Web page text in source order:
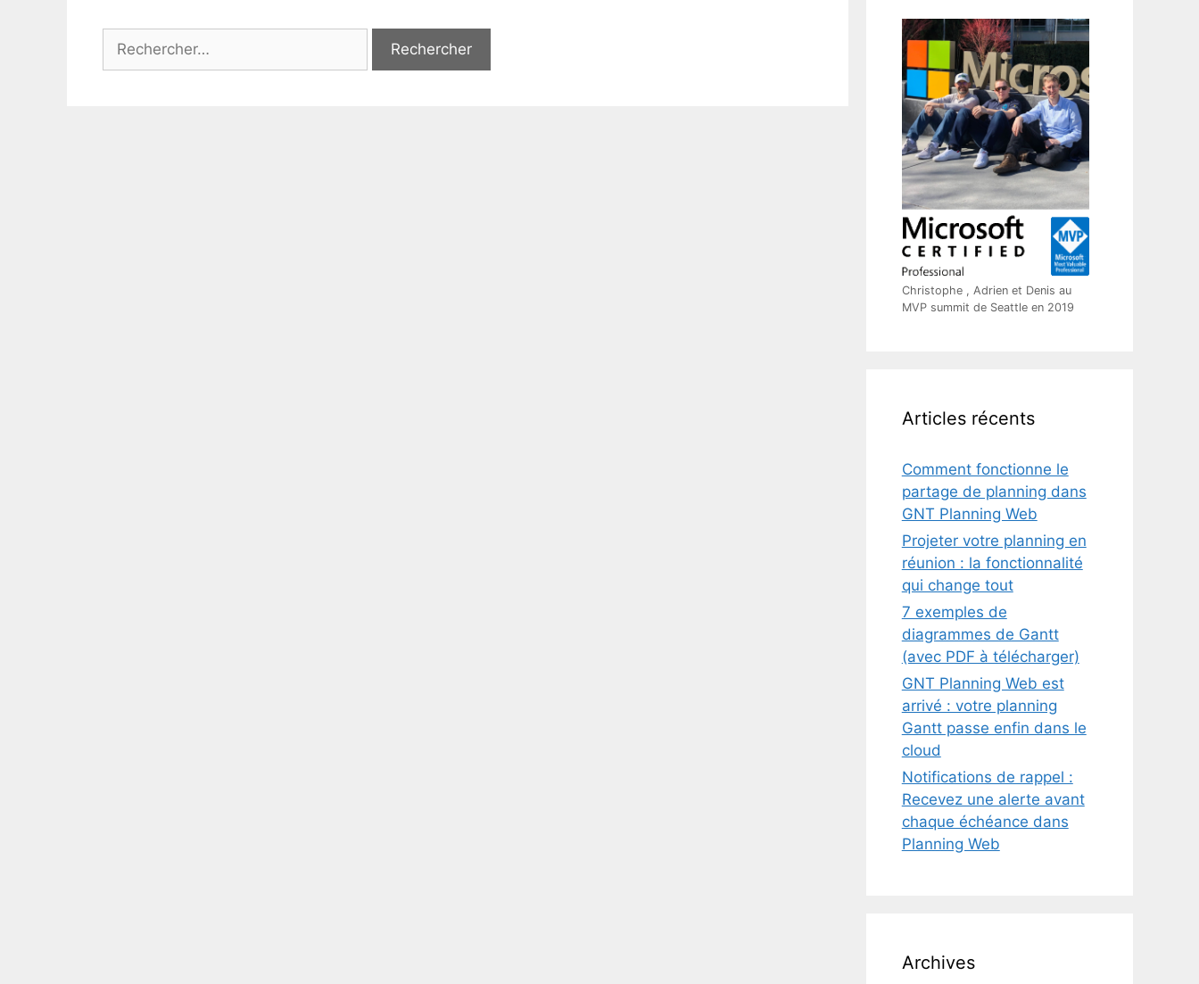
Christophe , Adrien et Denis au
MVP summit de Seattle en 2019
Articles récents
Comment fonctionne le
partage de planning dans
GNT Planning Web
Projeter votre planning en
réunion : la fonctionnalité
qui change tout
7 exemples de
diagrammes de Gantt
(avec PDF à télécharger)
GNT Planning Web est
arrivé : votre planning
Gantt passe enfin dans le
cloud
Notifications de rappel :
Recevez une alerte avant
chaque échéance dans
Planning Web
Archives